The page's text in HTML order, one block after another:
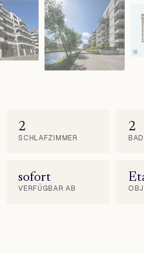
2
SCHLAFZIMMER
2
sofort
VERFÜGBAR AB